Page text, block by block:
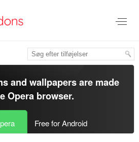
and wallpapers are made
Opera browser.
Free for Android